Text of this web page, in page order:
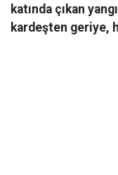
katında çıkan
kardeşten geriye,